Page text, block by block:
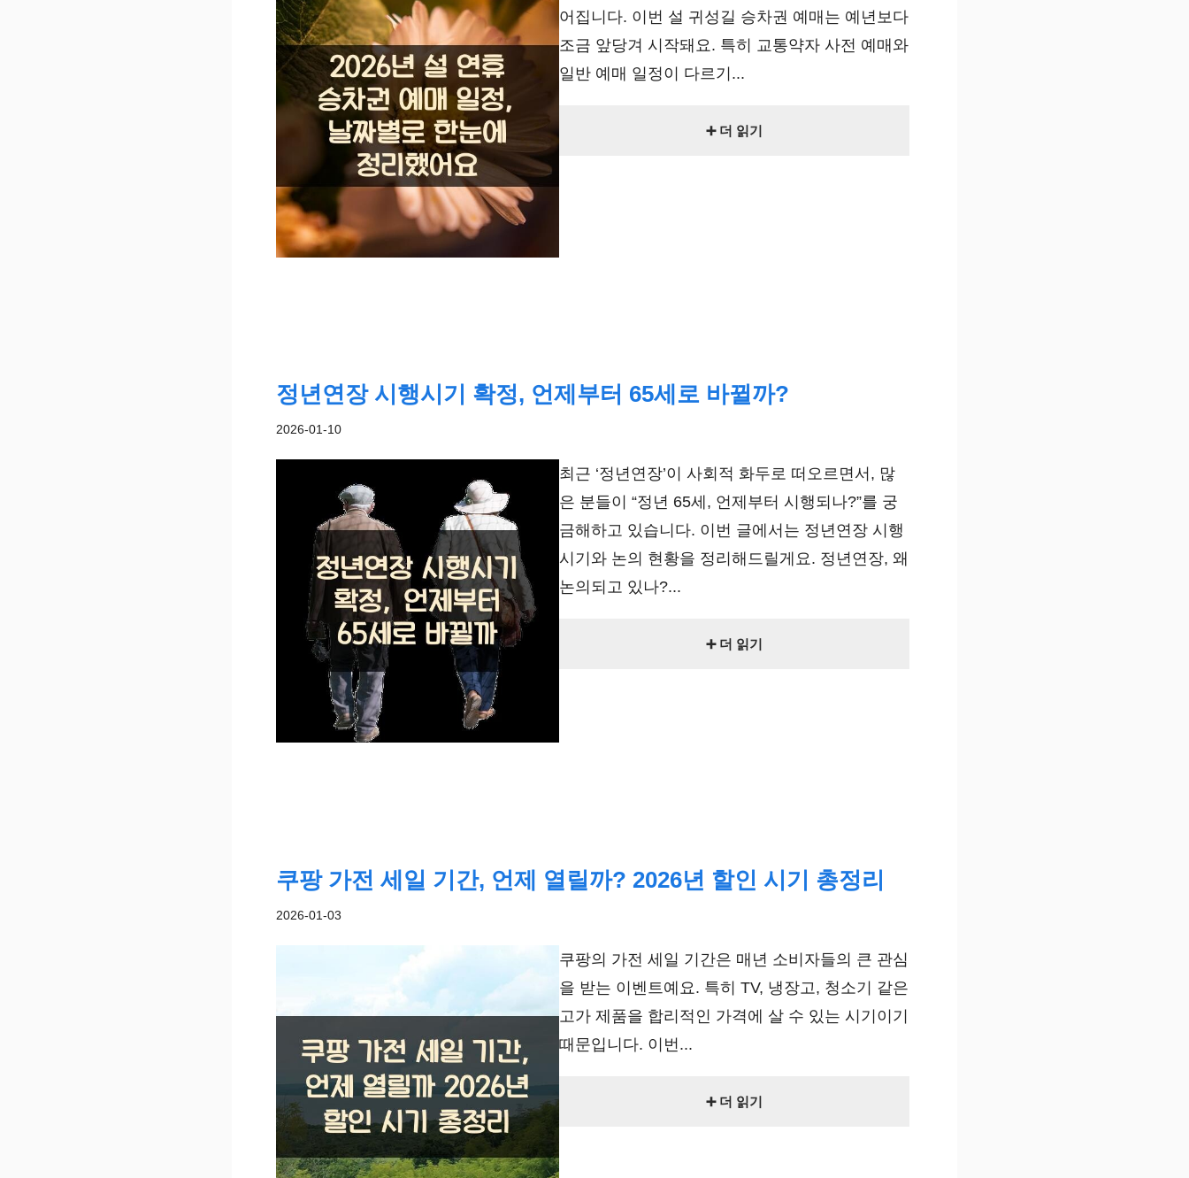
어집니다. 이번 설 귀성길 승차권 예매는 예년보다
조금 앞당겨 시작돼요. 특히 교통약자 사전 예매와
일반 예매 일정이 다르기...
➕ 더 읽기
정년연장 시행시기 확정, 언제부터 65세로 바뀔까?
2026-01-10
최근 ‘정년연장’이 사회적 화두로 떠오르면서, 많
은 분들이 “정년 65세, 언제부터 시행되나?”를 궁
금해하고 있습니다. 이번 글에서는 정년연장 시행
시기와 논의 현황을 정리해드릴게요. 정년연장, 왜
논의되고 있나?...
➕ 더 읽기
쿠팡 가전 세일 기간, 언제 열릴까? 2026년 할인 시기 총정리
2026-01-03
쿠팡의 가전 세일 기간은 매년 소비자들의 큰 관심
을 받는 이벤트예요. 특히 TV, 냉장고, 청소기 같은
고가 제품을 합리적인 가격에 살 수 있는 시기이기
때문입니다. 이번...
➕ 더 읽기